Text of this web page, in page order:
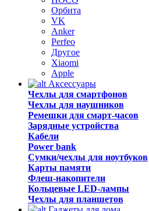
Орбита
VK
Anker
Perfeo
Другое
Xiaomi
Apple
Аксессуары
Чехлы для смартфонов
Чехлы для наушников
Ремешки для смарт-часов
Зарядные устройства
Кабели
Power bank
Сумки/чехлы для ноутбуков
Карты памяти
Флеш-накопители
Кольцевые LED-лампы
Чехлы для планшетов